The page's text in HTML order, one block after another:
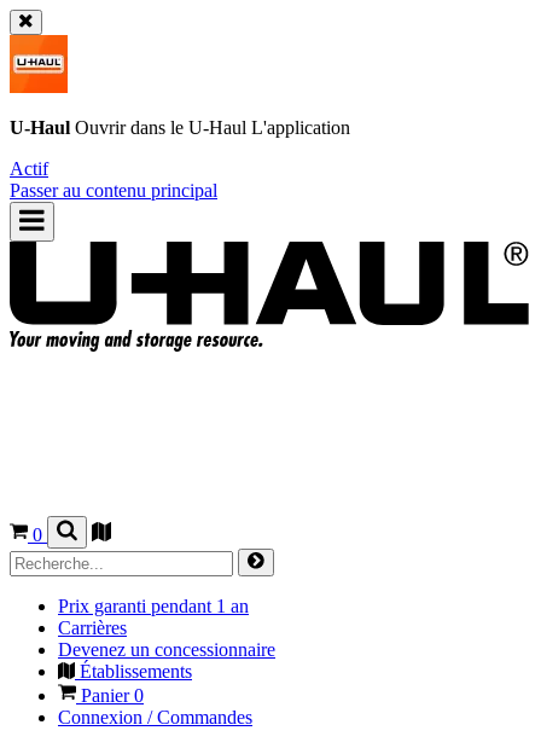
U-Haul Ouvrir dans le U-Haul L'application
Actif
Passer au contenu principal
0
Prix garanti pendant 1 an
Carrières
Devenez un concessionnaire
Établissements
Panier0
Connexion / Commandes